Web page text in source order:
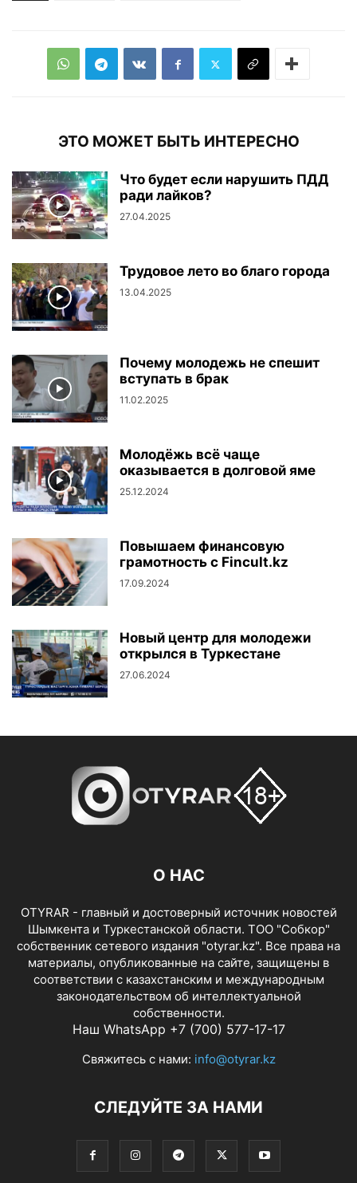
ЭТО МОЖЕТ БЫТЬ ИНТЕРЕСНО
Что будет если нарушить ПДД
ради лайков?
27.04.2025
Трудовое лето во благо города
13.04.2025
Почему молодежь не спешит
вступать в брак
11.02.2025
Молодёжь всё чаще
оказывается в долговой яме
25.12.2024
Повышаем финансовую
грамотность с Fincult.kz
17.09.2024
Новый центр для молодежи
открылся в Туркестане
27.06.2024
О НАС
OTYRAR - главный и достоверный источник новостей
Шымкента и Туркестанской области. ТОО "Собкор"
собственник сетевого издания "otyrar.kz". Все права на
материалы, опубликованные на сайте, защищены в
соответствии с казахстанским и международным
законодательством об интеллектуальной
собственности.
Наш WhatsApp +7 (700) 577-17-17
Свяжитесь с нами: info@otyrar.kz
СЛЕДУЙТЕ ЗА НАМИ